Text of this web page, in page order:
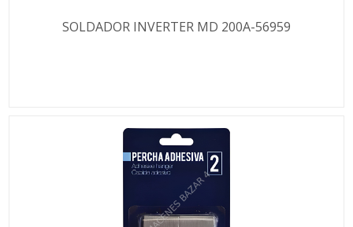
SOLDADOR INVERTER MD 200A-56959